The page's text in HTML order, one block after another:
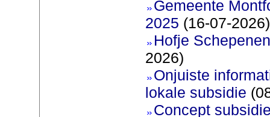
Gemeente
2025 (16-07-2026)
Hofje
2026)
Onjuiste
lokale subsidie
Concept